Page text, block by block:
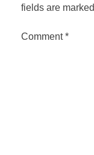
fields are marked
Comment*